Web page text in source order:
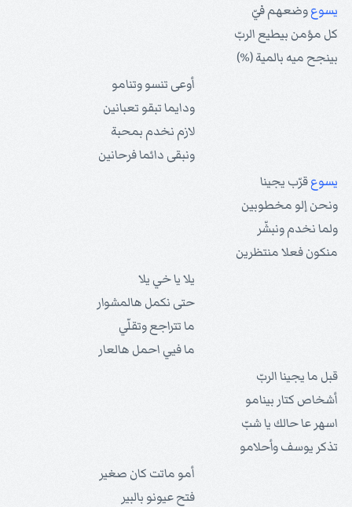
يسوعوضعهم فيّ
كل مؤمن بيطيع الربّ
بينجح ميه بالمية (%)
أوعى تنسو وتنامو
ودايما تبقو تعبانين
لازم نخدم بمحبة
ونبقى دائما فرحانين
يسوعقرّب يجينا
ونحن إلو مخطوبين
ولما نخدم ونبشّر
منكون فعلا منتظرين
يلا يا خي يلا
حتى نكمل هالمشوار
ما تتراجع وتقلّي
ما فيي احمل هالعار
قبل ما يجينا الربّ
أشخاص كتار بينامو
اسهر عا حالك يا شبّ
تذكر يوسف وأحلامو
أمو ماتت كان صغير
فتح عيونو بالبير